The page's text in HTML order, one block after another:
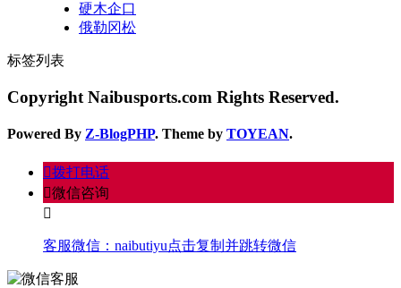
硬木企口
俄勒冈松
标签列表
Copyright Naibusports.com Rights Reserved.
Powered By Z-BlogPHP. Theme by TOYEAN.
󦁁拨打电话
󦘑微信咨询
󧁡
客服微信： naibutiyu点击复制并跳转微信